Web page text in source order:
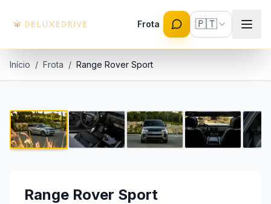
Frota 🇵🇹
Início / Frota / Range Rover Sport
1 / 17
Range Rover Sport